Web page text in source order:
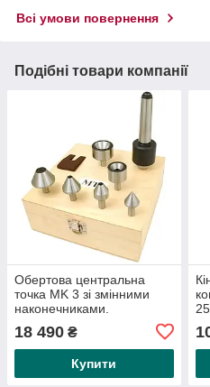
Всі умови повернення
Подібні товари компанії
Обертова центральна
точка MK 3 зі змінними
наконечниками.
18 490 ₴
Купити